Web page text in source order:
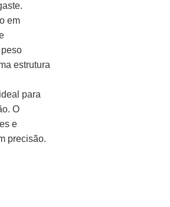
em
estrutura
para
O
e
precisão.